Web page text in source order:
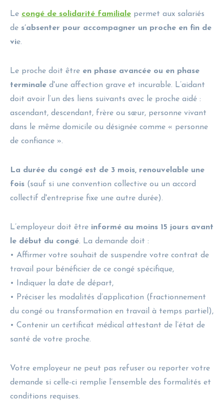
Le congé de solidarité familiale permet aux salariés
de s’absenter pour accompagner un proche en fin de
vie.
Le proche doit être en phase avancée ou en phase
terminale d'une affection grave et incurable. L’aidant
doit avoir l’un des liens suivants avec le proche aidé :
ascendant, descendant, frère ou sœur, personne vivant
dans le même domicile ou désignée comme « personne
de confiance ».
La durée du congé est de 3 mois, renouvelable une
fois (sauf si une convention collective ou un accord
collectif d'entreprise fixe une autre durée).
L’employeur doit être informé au moins 15 jours avant
le début du congé. La demande doit :
• Affirmer votre souhait de suspendre votre contrat de
travail pour bénéficier de ce congé spécifique,
• Indiquer la date de départ,
• Préciser les modalités d’application (fractionnement
du congé ou transformation en travail à temps partiel),
• Contenir un certificat médical attestant de l’état de
santé de votre proche.
Votre employeur ne peut pas refuser ou reporter votre
demande si celle-ci remplie l’ensemble des formalités et
conditions requises.